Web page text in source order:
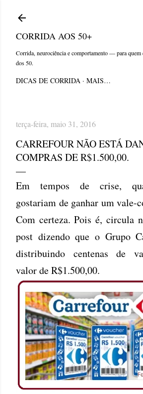
CORRIDA AOS 50+
Corrida, neurociência e comportamento — para quem
dos 50.
DICAS DE CORRIDA MAIS…
terça-feira, maio 31, 2016
CARREFOUR NÃO ESTÁ
COMPRAS DE R$1.500,00.
Em tempos de crise,
gostariam de ganhar um vale-
Com certeza. Pois é, circula
post dizendo que o Grupo
distribuindo centenas de
valor de R$1.500,00.